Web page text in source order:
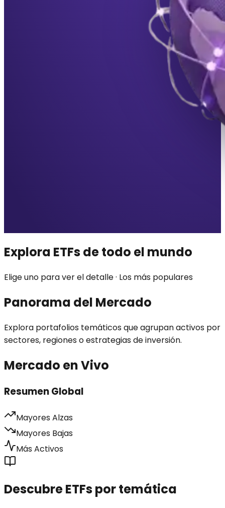
Explora ETFs de todo el mundo
Elige uno para ver el detalle · Los más populares
Panorama del Mercado
Explora portafolios temáticos que agrupan activos por
sectores, regiones o estrategias de inversión.
Mercado en Vivo
Resumen Global
Mayores Alzas
Mayores Bajas
Más Activos
Descubre ETFs por temática